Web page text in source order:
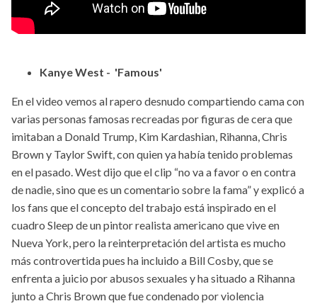
Kanye West - 'Famous'
En el video vemos al rapero desnudo compartiendo cama con
varias personas famosas recreadas por figuras de cera que
imitaban a Donald Trump, Kim Kardashian, Rihanna, Chris
Brown y Taylor Swift, con quien ya había tenido problemas
en el pasado. West dijo que el clip “no va a favor o en contra
de nadie, sino que es un comentario sobre la fama” y explicó a
los fans que el concepto del trabajo está inspirado en el
cuadro Sleep de un pintor realista americano que vive en
Nueva York, pero la reinterpretación del artista es mucho
más controvertida pues ha incluido a Bill Cosby, que se
enfrenta a juicio por abusos sexuales y ha situado a Rihanna
junto a Chris Brown que fue condenado por violencia